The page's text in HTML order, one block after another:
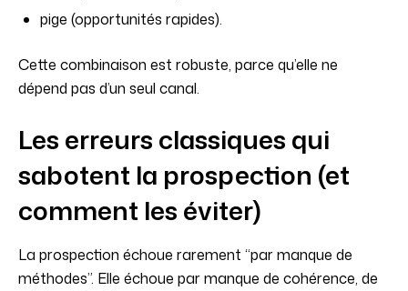
pige (opportunités rapides).
Cette combinaison est robuste, parce qu’elle ne
dépend pas d’un seul canal.
Les erreurs classiques qui
sabotent la prospection (et
comment les éviter)
La prospection échoue rarement “par manque de
méthodes”. Elle échoue par manque de cohérence, de